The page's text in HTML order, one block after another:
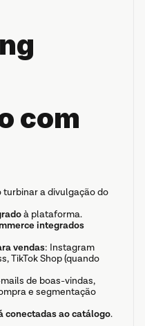
com
turbinar a divulgação do
à plataforma.
integrados
vendas: Instagram
TikTok Shop (quando
de boas-vindas,
e segmentação
conectadas ao catálogo.